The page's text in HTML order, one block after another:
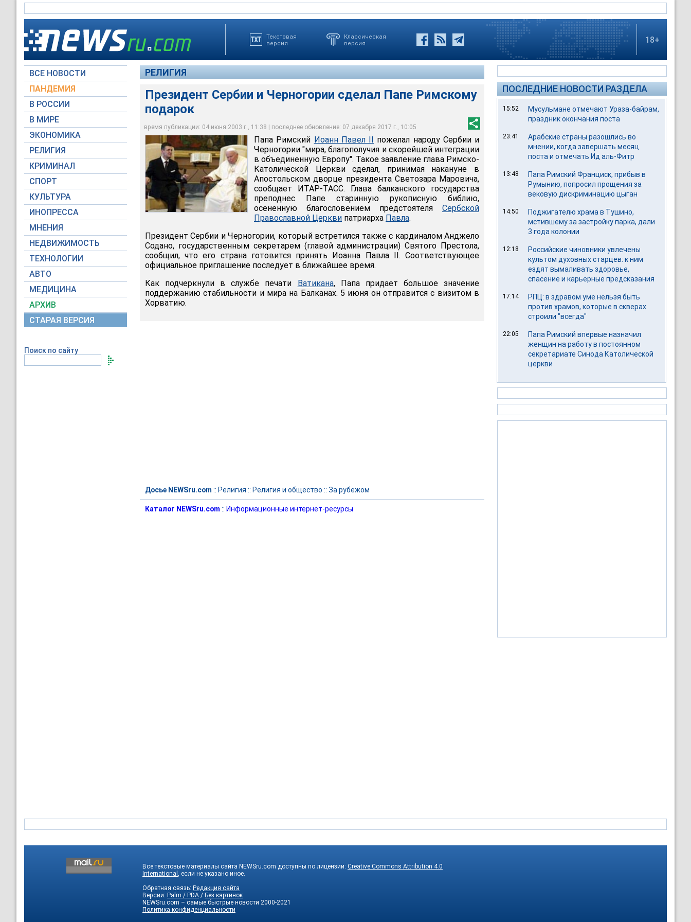
Текстовая
версия
Классическая
версия
18+
ВСЕ НОВОСТИ
ПАНДЕМИЯ
В РОССИИ
В МИРЕ
ЭКОНОМИКА
РЕЛИГИЯ
КРИМИНАЛ
СПОРТ
КУЛЬТУРА
ИНОПРЕССА
МНЕНИЯ
НЕДВИЖИМОСТЬ
ТЕХНОЛОГИИ
АВТО
МЕДИЦИНА
АРХИВ
СТАРАЯ ВЕРСИЯ
Поиск по сайту
РЕЛИГИЯ
Президент Сербии и Черногории сделал Папе Римскому
подарок
время публикации: 04 июня 2003 г., 11:38 | последнее обновление: 07 декабря 2017 г., 10:05
Папа Римский Иоанн Павел II принял президента Сербии и Черногории Светозара
Маровича
Yahoo! Папа Римский Иоанн Павел II пожелал народу Сербии и
Черногории "мира, благополучия и скорейшей интеграции
в объединенную Европу". Такое заявление глава Римско-
Католической Церкви сделал, принимая накануне в
Апостольском дворце президента Светозара Маровича,
сообщает ИТАР-ТАСС. Глава балканского государства
преподнес Папе старинную рукописную библию,
осененную благословением предстоятеля Сербской
Православной Церкви патриарха Павла.
Президент Сербии и Черногории, который встретился также с кардиналом Анджело
Содано, государственным секретарем (главой администрации) Святого Престола,
сообщил, что его страна готовится принять Иоанна Павла II. Соответствующее
официальное приглашение последует в ближайшее время.
Как подчеркнули в службе печати Ватикана, Папа придает большое значение
поддержанию стабильности и мира на Балканах. 5 июня он отправится с визитом в
Хорватию.
Досье NEWSru.com :: Религия :: Религия и общество :: За рубежом
Каталог NEWSru.com :: Информационные интернет-ресурсы
ПОСЛЕДНИЕ НОВОСТИ РАЗДЕЛА
15:52
Мусульмане отмечают Ураза-байрам,
праздник окончания поста
23:41
Арабские страны разошлись во
мнении, когда завершать месяц
поста и отмечать Ид аль-Фитр
13:48
Папа Римский Франциск, прибыв в
Румынию, попросил прощения за
вековую дискриминацию цыган
14:50
Поджигателю храма в Тушино,
мстившему за застройку парка, дали
3 года колонии
12:18
Российские чиновники увлечены
культом духовных старцев: к ним
ездят вымаливать здоровье,
спасение и карьерные предсказания
17:14
РПЦ: в здравом уме нельзя быть
против храмов, которые в скверах
строили "всегда"
22:05
Папа Римский впервые назначил
женщин на работу в постоянном
секретариате Синода Католической
церкви
Все текстовые материалы сайта NEWSru.com доступны по лицензии: Creative Commons Attribution 4.0
International , если не указано иное.
Обратная связь: Редакция сайта
Версии: Palm / PDA / Без картинок
NEWSru.com – самые быстрые новости 2000-2021
Политика конфиденциальности